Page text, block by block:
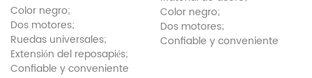
Color negro;
Dos motores;
Ruedas universales;
Extensión del reposapiés;
Confiable y conveniente
GJ)
Color negro;
Dos motores;
Confiable y conveniente